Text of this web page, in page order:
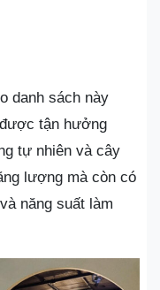
danh sách này
tận hưởng
tự nhiên và cây
lượng mà còn có
năng suất làm